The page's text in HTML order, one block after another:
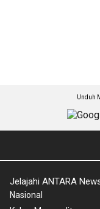
Unduh
Jelajahi ANTARA
Nasional